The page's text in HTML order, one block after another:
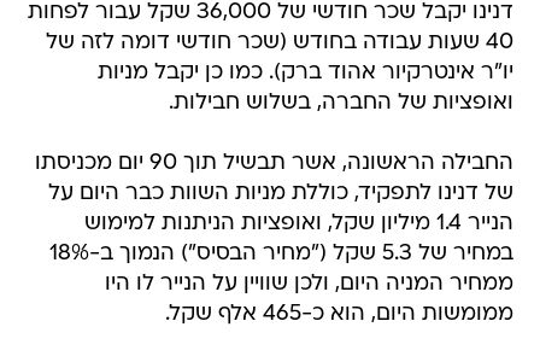
דנינו יקבל שכר חודשי של 36,000 שקל עבור לפחות
40 שעות עבודה בחודש (שכר חודשי דומה לזה של
יו"ר אינטרקיור אהוד ברק). כמו כן יקבל מניות
ואופציות של החברה, בשלוש חבילות.
החבילה הראשונה, אשר תבשיל תוך 90 יום מכניסתו
של דנינו לתפקיד, כוללת מניות השוות כבר היום על
הנייר 1.4 מיליון שקל, ואופציות הניתנות למימוש
במחיר של 5.3 שקל ("מחיר הבסיס") הנמוך ב-18%
ממחיר המניה היום, ולכן שוויין על הנייר לו היו
ממומשות היום, הוא כ-465 אלף שקל.